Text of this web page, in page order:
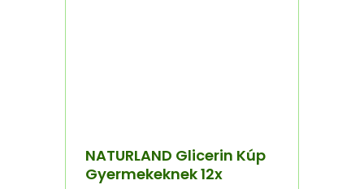
NATURLAND Glicerin Kúp
Gyermekeknek 12x